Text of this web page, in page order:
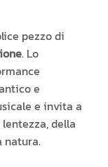
pezzo di
. Lo
e
e invita a
della
natura.